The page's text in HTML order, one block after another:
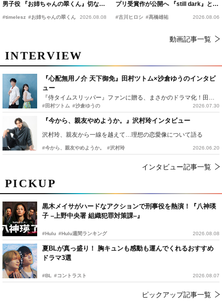
PICKUP
黒木メイサがハードなアクションで刑事役を熱演！『八神瑛
子 –上野中央署 組織犯罪対策課–』
#Hulu #Hulu週間ランキング 2026.08.08
夏BLが真っ盛り！ 胸キュンも感動も運んでくれるおすすめ
ドラマ3選
#BL #コントラスト 2026.08.07
ピックアップ記事一覧
男子役 『お姉ちゃんの翠くん』切ない
恋の幕開けを予感
#timelesz #お姉ちゃんの翠くん 2026.08.08
プリ受賞作が公開へ 『still dark』と同
時上映決定
#古川ヒロシ #髙橋雄祐 2026.08.06
動画記事一覧
INTERVIEW
『心配無用ノ介 天下御免』田村ツトム×沙倉ゆうのインタビ
ュー
#田村ツトム #沙倉ゆうの 2026.07.30
『今から、親友やめようか。』沢村玲インタビュー
沢村玲、親友から一線を越えて…理想の恋愛像について語る
#今から、親友やめようか。 #沢村玲 2026.06.20
インタビュー記事一覧